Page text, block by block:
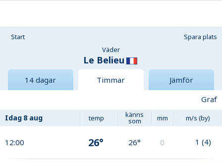
Start
Spara plats
Väder
Le Belieu
14 dagar Timmar
Jämför
Graf
Idag 8 aug temp känns
som mm m/s (by)
12:00 26° 26° 0 1 (4)